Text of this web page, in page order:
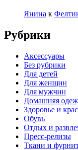
Янина к
Рубрики
Аксессуары
Без рубрики
Для детей
Для женщин
Для мужчин
Домашняя
Здоровье и
Обувь
Отдых и
Пресс-релизы
Ткани и